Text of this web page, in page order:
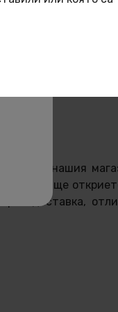
от нашия
. При нас ще
доставка,